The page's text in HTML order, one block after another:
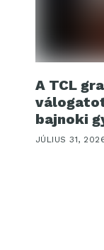
A TCL
bajnoki
JÚLIUS 31,